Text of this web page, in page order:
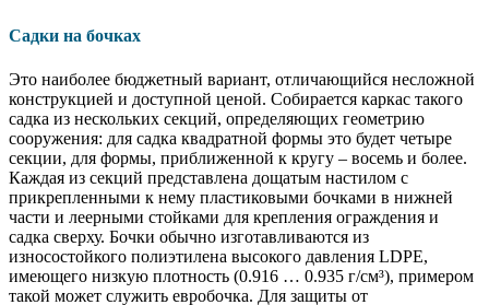
Садки на бочках
Это наиболее бюджетный вариант, отличающийся несложной
конструкцией и доступной ценой. Собирается каркас такого
садка из нескольких секций, определяющих геометрию
сооружения: для садка квадратной формы это будет четыре
секции, для формы, приближенной к кругу – восемь и более.
Каждая из секций представлена дощатым настилом с
прикрепленными к нему пластиковыми бочками в нижней
части и леерными стойками для крепления ограждения и
садка сверху. Бочки обычно изготавливаются из
износостойкого полиэтилена высокого давления LDPE,
имеющего низкую плотность (0.916 … 0.935 г/см³), примером
такой может служить евробочка. Для защиты от